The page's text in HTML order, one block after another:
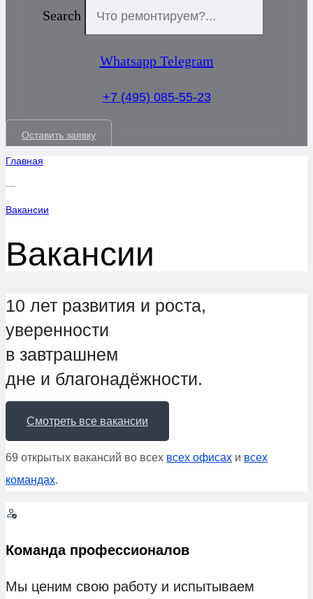
Search
Whatsapp Telegram
+7 (495) 085-55-23
Оставить заявку
Главная
—
Вакансии
Вакансии
10 лет развития и роста,
уверенности
в завтрашнем
дне и благонадёжности.
Смотреть все вакансии
69 открытых вакансий во всех всех офисах и всех
командах.
Команда профессионалов
Мы ценим свою работу и испытываем